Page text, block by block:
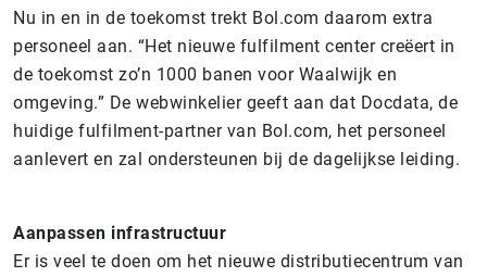
Nu in en in de toekomst trekt Bol.com daarom extra
personeel aan. “Het nieuwe fulfilment center creëert in
de toekomst zo’n 1000 banen voor Waalwijk en
omgeving.” De webwinkelier geeft aan dat Docdata, de
huidige fulfilment-partner van Bol.com, het personeel
aanlevert en zal ondersteunen bij de dagelijkse leiding.
Aanpassen infrastructuur
Er is veel te doen om het nieuwe distributiecentrum van